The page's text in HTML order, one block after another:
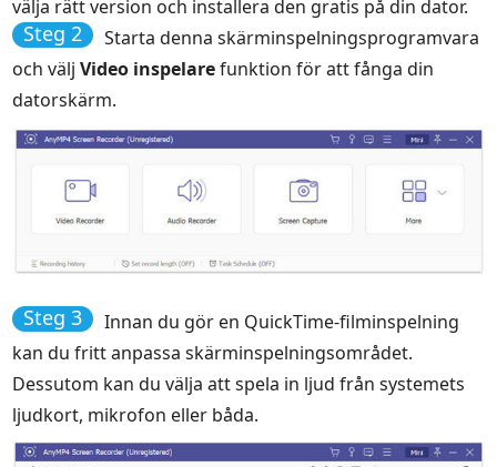
välja rätt version och installera den gratis på din dator.
Steg 2
Starta denna skärminspelningsprogramvara
och väljVideo inspelarefunktion för att fånga din
datorskärm.
Steg 3
Innan du gör en QuickTime-filminspelning
kan du fritt anpassa skärminspelningsområdet.
Dessutom kan du välja att spela in ljud från systemets
ljudkort, mikrofon eller båda.